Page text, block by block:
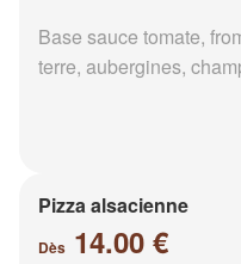
Base sauce tomate,
terre, aubergines,
Pizza alsacienne
Dès 14.00 €